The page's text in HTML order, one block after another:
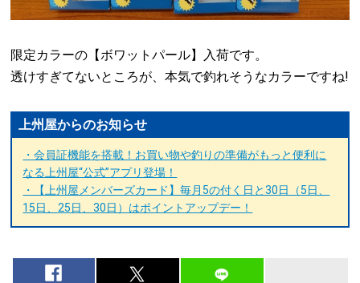
限定カラーの【ボワットパール】入荷です。
透けすぎてないところが、本気で釣れそうなカラーですね!
上州屋からのお知らせ
・会員証機能を搭載！お買い物や釣りの準備がもっと便利に
なる上州屋“公式”アプリ登場！
・【上州屋メンバーズカード】毎月5の付く日と30日（5日、
15日、25日、30日）はポイントアップデー！